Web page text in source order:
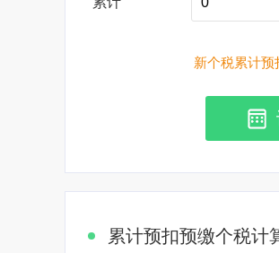
新个税累计预
累计预扣预缴个税计